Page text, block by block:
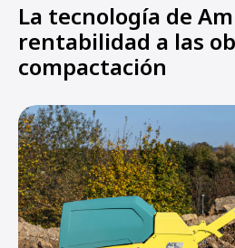
La tecnología de
rentabilidad a las
compactación